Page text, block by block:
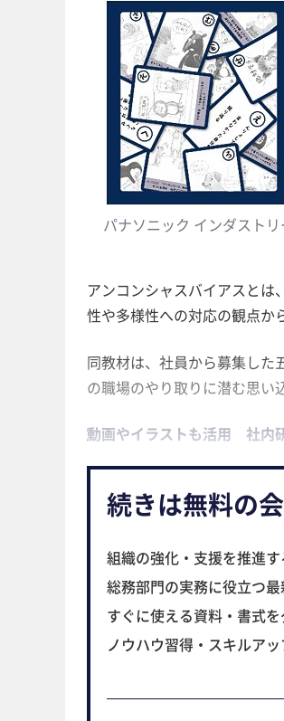
パナソニック インダスト
アンコンシャスバイアスと
性や多様性への対応の観点か
同教材は、社員から募集した
の職場のやり取りに潜む思い
動画やイラストも活用 社内
続きは無料の
組織の強化・支援を推進
総務部門の実務に役立つ
すぐに使える資料・書式
ノウハウ習得・スキルア